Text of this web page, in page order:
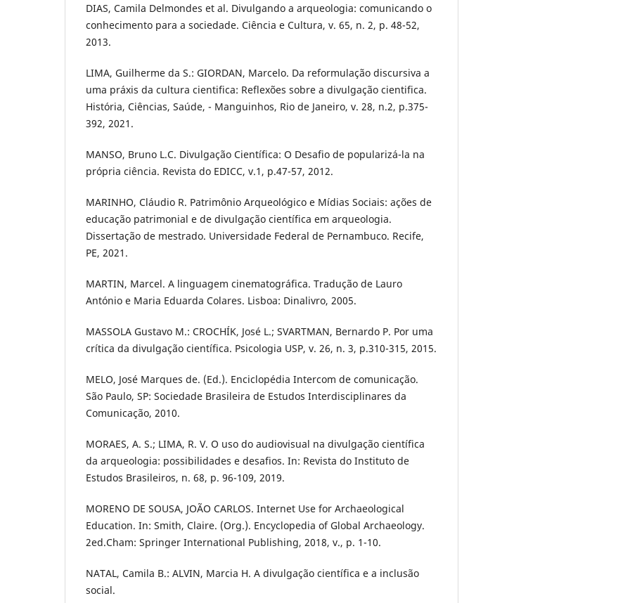
DIAS, Camila Delmondes et al. Divulgando a arqueologia: comunicando o
conhecimento para a sociedade. Ciência e Cultura, v. 65, n. 2, p. 48-52,
2013.
LIMA, Guilherme da S.: GIORDAN, Marcelo. Da reformulação discursiva a
uma práxis da cultura cientifica: Reflexões sobre a divulgação cientifica.
História, Ciências, Saúde, - Manguinhos, Rio de Janeiro, v. 28, n.2, p.375-
392, 2021.
MANSO, Bruno L.C. Divulgação Científica: O Desafio de popularizá-la na
própria ciência. Revista do EDICC, v.1, p.47-57, 2012.
MARINHO, Cláudio R. Patrimônio Arqueológico e Mídias Sociais: ações de
educação patrimonial e de divulgação científica em arqueologia.
Dissertação de mestrado. Universidade Federal de Pernambuco. Recife,
PE, 2021.
MARTIN, Marcel. A linguagem cinematográfica. Tradução de Lauro
António e Maria Eduarda Colares. Lisboa: Dinalivro, 2005.
MASSOLA Gustavo M.: CROCHÍK, José L.; SVARTMAN, Bernardo P. Por uma
crítica da divulgação científica. Psicologia USP, v. 26, n. 3, p.310-315, 2015.
MELO, José Marques de. (Ed.). Enciclopédia Intercom de comunicação.
São Paulo, SP: Sociedade Brasileira de Estudos Interdisciplinares da
Comunicação, 2010.
MORAES, A. S.; LIMA, R. V. O uso do audiovisual na divulgação científica
da arqueologia: possibilidades e desafios. In: Revista do Instituto de
Estudos Brasileiros, n. 68, p. 96-109, 2019.
MORENO DE SOUSA, JOÃO CARLOS. Internet Use for Archaeological
Education. In: Smith, Claire. (Org.). Encyclopedia of Global Archaeology.
2ed.Cham: Springer International Publishing, 2018, v., p. 1-10.
NATAL, Camila B.: ALVIN, Marcia H. A divulgação científica e a inclusão
social.